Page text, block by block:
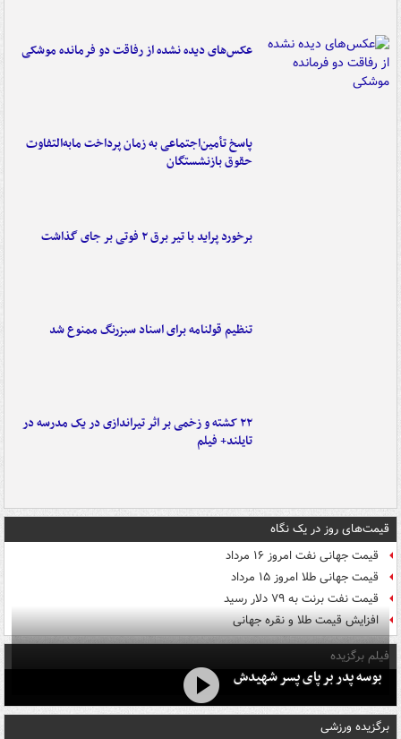
عکس‌های دیده نشده از رفاقت دو فرمانده‌ موشکی
پاسخ تأمین‌اجتماعی به زمان پرداخت مابه‌التفاوت
حقوق بازنشستگان
برخورد پراید با تیر برق ۲ فوتی بر جای گذاشت
تنظیم قولنامه برای اسناد سبزرنگ ممنوع شد
۲۲ کشته و زخمی بر اثر تیراندازی در یک مدرسه در
تایلند+ فیلم
قیمت‌های روز در یک نگاه
قیمت جهانی نفت امروز ۱۶ مرداد
قیمت جهانی طلا امروز ۱۵ مرداد
قیمت نفت برنت به ۷۹ دلار رسید
افزایش قیمت طلا و نقره جهانی
فیلم برگزیده
بوسه‌ پدر بر پای پسر شهیدش
برگزیده ورزشی